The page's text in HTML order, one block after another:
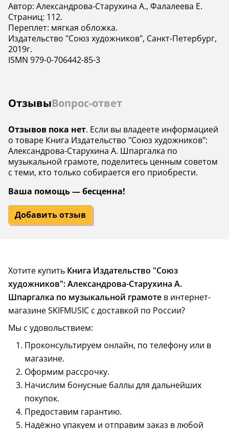
Автор: Александрова-Старухина А., Фалалеева Е.
Страниц: 112.
Переплет: мягкая обложка.
Издательство "Союз художников", Санкт-Петербург,
2019г.
ISMN 979-0-706442-85-3
ОтзывыВопрос-ответ
Отзывов пока нет. Если вы владеете информацией
о товаре Книга Издательство "Союз художников":
Александрова-Старухина А. Шпаргалка по
музыкальной грамоте, поделитесь ценным советом
с теми, кто только собирается его приобрести.
Ваша помощь — бесценна!
Добавить отзыв
Хотите купить Книга Издательство "Союз
художников": Александрова-Старухина А.
Шпаргалка по музыкальной грамоте в интернет-
магазине SKIFMUSIC с доставкой по России?
Мы с удовольствием:
Проконсультируем онлайн, по телефону или в
магазине.
Оформим рассрочку.
Начислим бонусные баллы для дальнейших
покупок.
Предоставим гарантию.
Надёжно упакуем и отправим заказ в любой